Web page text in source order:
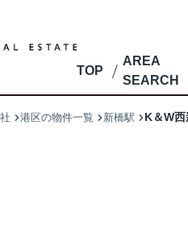
TOP
AREA
SEARCH
港区の物件一覧 新橋駅 K＆W